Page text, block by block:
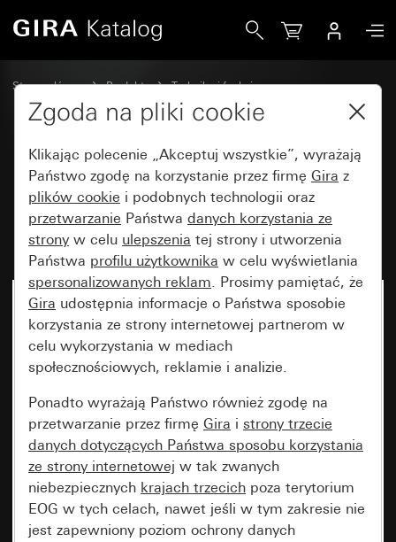
Strona główna Produkty
Technika i funkcje
System 3000 DALI, pozostała elektronika
Moduł nakładany do obsługi RF
Multi 2x symbole strzałek do
KNX
Zgoda na pliki cookie
Klikając polecenie „Akceptuj wszystkie”, wyrażają
Państwo zgodę na korzystanie przez firmę Gira z
plików cookie i podobnych technologii oraz
przetwarzanie Państwa danych korzystania ze
strony w celu ulepszenia tej strony i utworzenia
Państwa profilu użytkownika w celu wyświetlania
spersonalizowanych reklam. Prosimy pamiętać, że
Gira udostępnia informacje o Państwa sposobie
korzystania ze strony internetowej partnerom w
celu wykorzystania w mediach
społecznościowych, reklamie i analizie.
Ponadto wyrażają Państwo również zgodę na
przetwarzanie przez firmę Gira i strony trzecie
danych dotyczących Państwa sposobu korzystania
ze strony internetowej w tak zwanych
niebezpiecznych krajach trzecich poza terytorium
EOG w tych celach, nawet jeśli w tym zakresie nie
jest zapewniony poziom ochrony danych